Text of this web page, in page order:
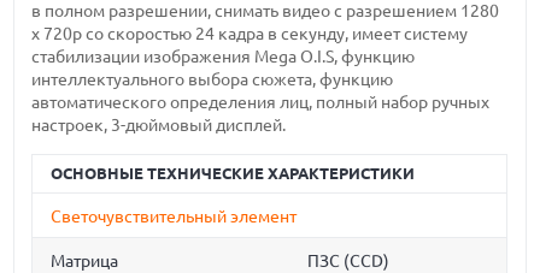
в полном разрешении, снимать видео с разрешением 1280
x 720p со скоростью 24 кадра в секунду, имеет систему
стабилизации изображения Mega O.I.S, функцию
интеллектуального выбора сюжета, функцию
автоматического определения лиц, полный набор ручных
настроек, 3-дюймовый дисплей.
ОСНОВНЫЕ ТЕХНИЧЕСКИЕ ХАРАКТЕРИСТИКИ
Светочувствительный элемент
Матрица ПЗС (CCD)